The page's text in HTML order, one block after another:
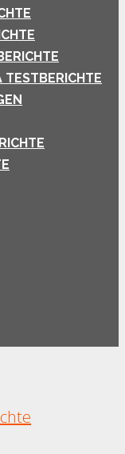
TESTBERICHTE